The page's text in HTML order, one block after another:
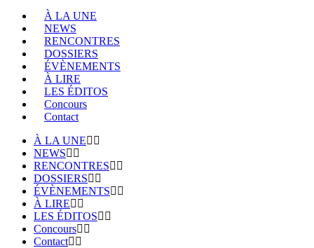
À LA UNE
NEWS
RENCONTRES
DOSSIERS
ÉVÈNEMENTS
À LIRE
LES ÉDITOS
Concours
Contact
À LA UNE
NEWS
RENCONTRES
DOSSIERS
ÉVÈNEMENTS
À LIRE
LES ÉDITOS
Concours
Contact